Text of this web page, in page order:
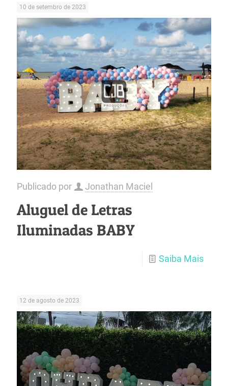
10 de setembro de 2023
Publicado por Jonathan Maciel
Aluguel de Letras
Iluminadas BABY
Saiba Mais
12 de agosto de 2023